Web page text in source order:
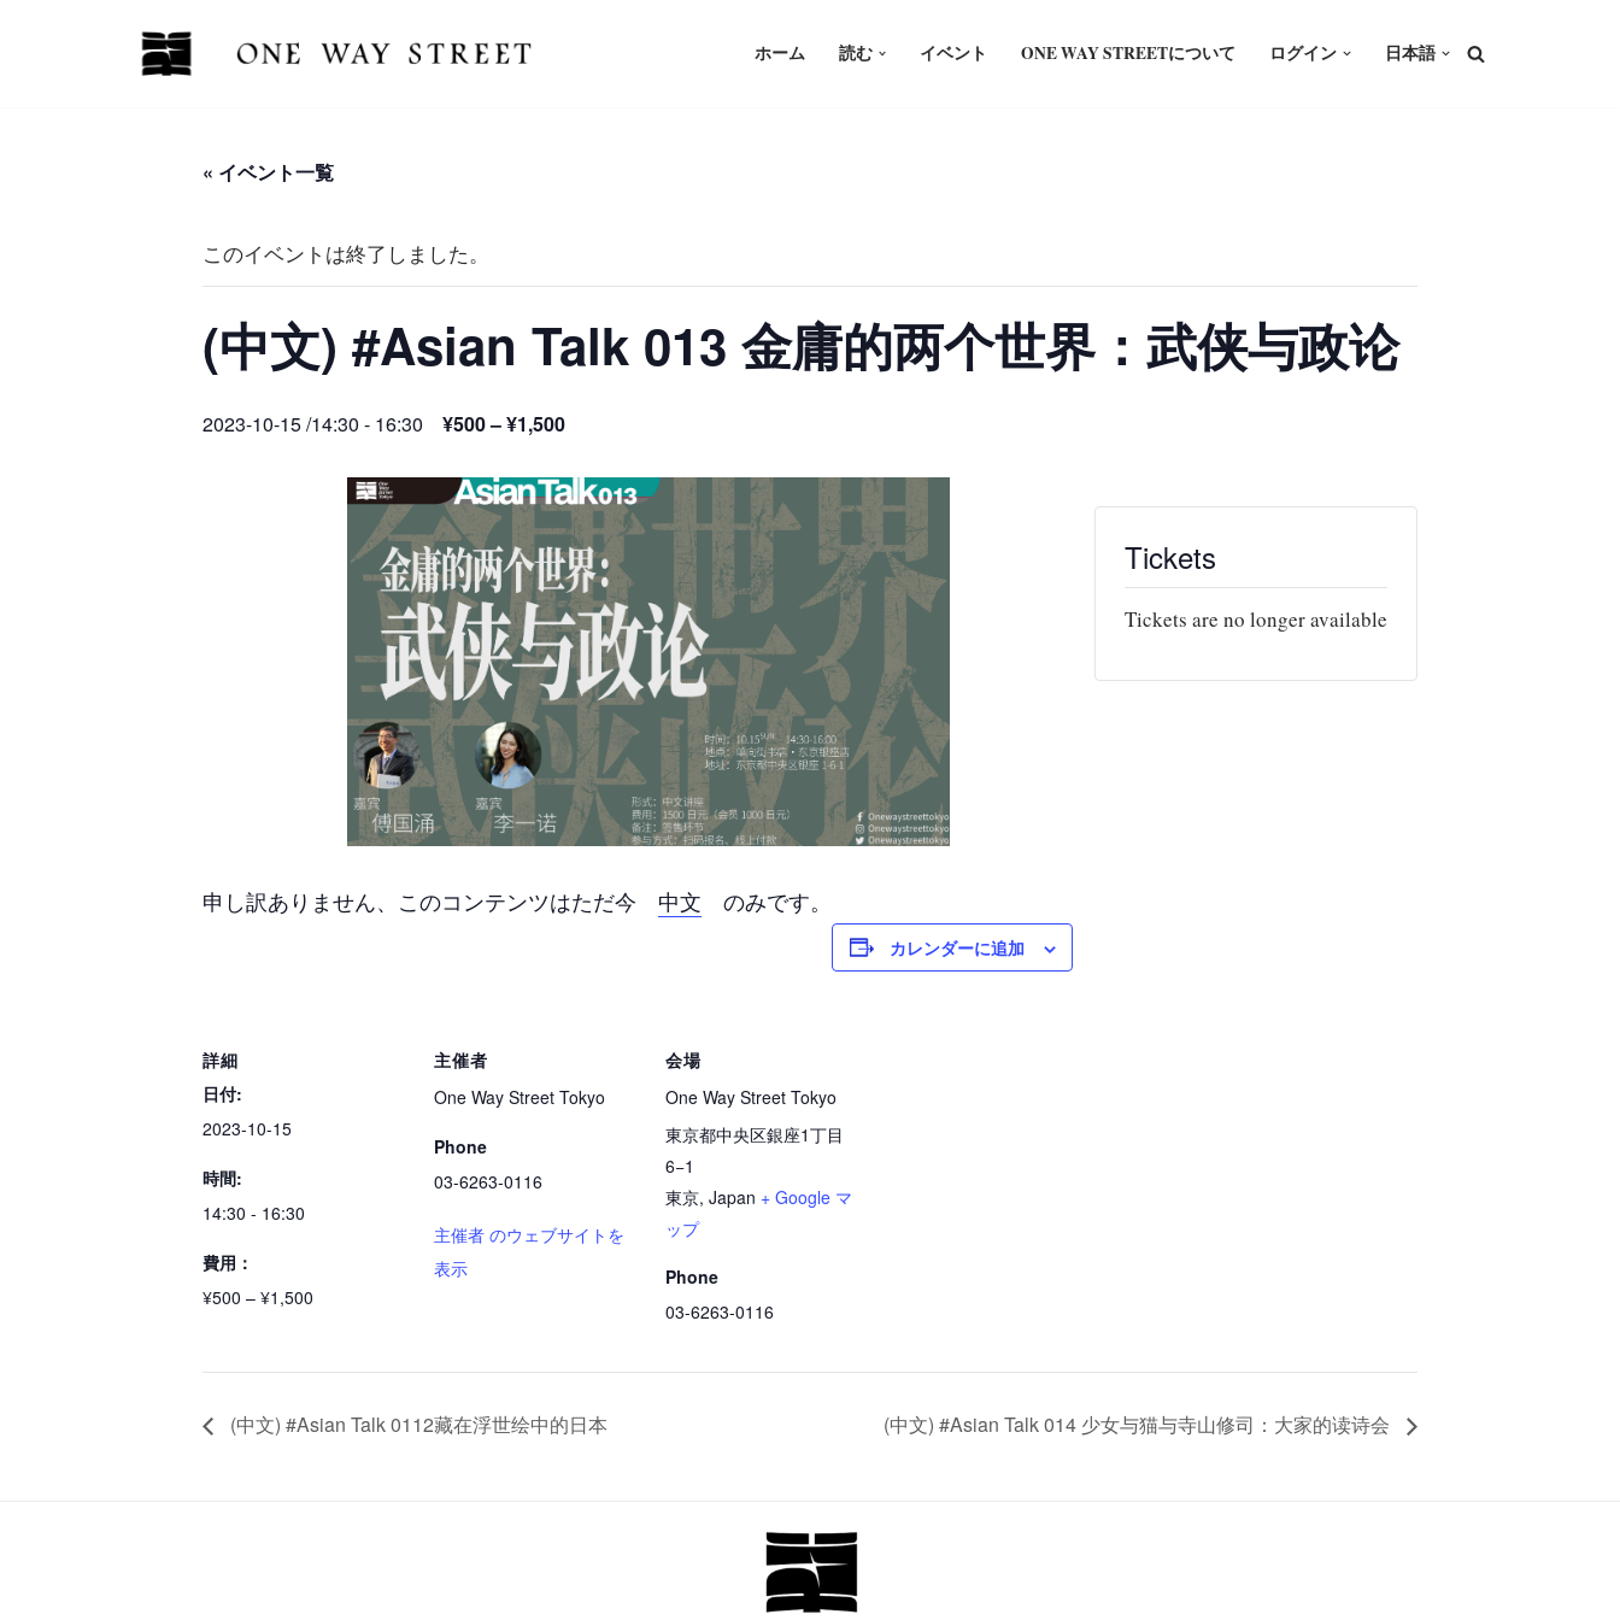
ホーム 読む イベント ONE WAY STREETについて ログイン 日本語
« イベント一覧
このイベントは終了しました。
(中文) #Asian Talk 013 金庸的两个世界：武侠与政论
2023-10-15 /14:30 - 16:30 ¥500 – ¥1,500
Tickets
Tickets are no longer available
申し訳ありません、このコンテンツはただ今 中文 のみです。
カレンダーに追加
詳細
日付:
2023-10-15
時間:
14:30 - 16:30
費用：
¥500 – ¥1,500
主催者
One Way Street Tokyo
Phone
03-6263-0116
主催者 のウェブサイトを
表示
会場
One Way Street Tokyo
東京都中央区銀座1丁目
6−1
東京, Japan + Google マ
ップ
Phone
03-6263-0116
(中文) #Asian Talk 0112藏在浮世绘中的日本 (中文) #Asian Talk 014 少女与猫与寺山修司：大家的读诗会